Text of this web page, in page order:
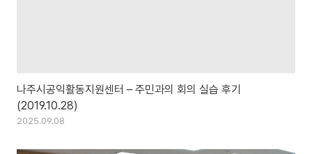
나주시공익활동지원센터 – 주민과의 회의 실습 후기
(2019.10.28)
2025.09.08